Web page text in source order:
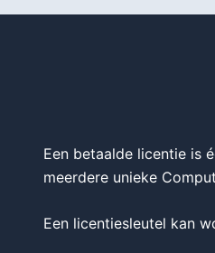
Een betaalde licentie is
meerdere unieke
Een licentiesleutel kan